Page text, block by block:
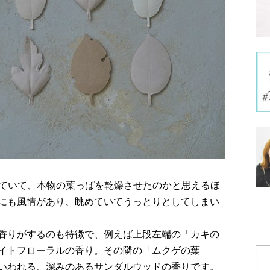
いて、本物の葉っぱを乾燥させたのかと思えるほ
も風情があり、眺めていてうっとりとしてしまい
りがするのも特徴で、例えば上段左端の「カキの
トフローラルの香り。その隣の「ムクゲの葉
れる、深みのあるサンダルウッドの香りです。